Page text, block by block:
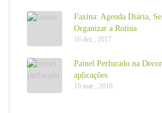
Faxina: Agenda Diária,
Organizar a Rotina
16 dez , 2017
Painel Perfurado na
aplicações
16 mar , 2018